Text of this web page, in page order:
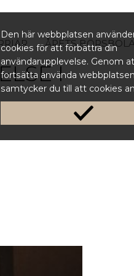
Den här webbplatsen
cookies för att förbättra din
användarupplevelse. Genom
fortsätta använda webbplatsen
samtycker du till att cookies
ÅRETS
I